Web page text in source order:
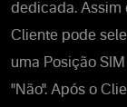
dedicada. Assim
Cliente pode
uma Posição
"Não". Após o